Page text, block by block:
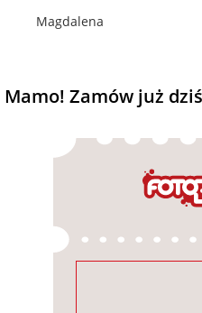
Magdalena
Mamo! Zamów już